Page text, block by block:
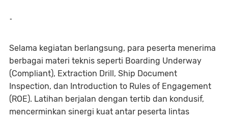
-
Selama kegiatan berlangsung, para peserta menerima
berbagai materi teknis seperti Boarding Underway
(Compliant), Extraction Drill, Ship Document
Inspection, dan Introduction to Rules of Engagement
(ROE). Latihan berjalan dengan tertib dan kondusif,
mencerminkan sinergi kuat antar peserta lintas